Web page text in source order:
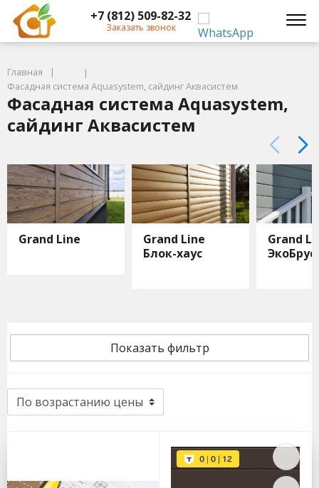
+7 (812) 509-82-32
Заказать звонок
Главная
Фасадная система Aquasystem, сайдинг Аквасистем
Фасадная система Aquasystem,
сайдинг Аквасистем
Grand Line
Grand Line
Блок-хаус
Grand
Показать фильтр